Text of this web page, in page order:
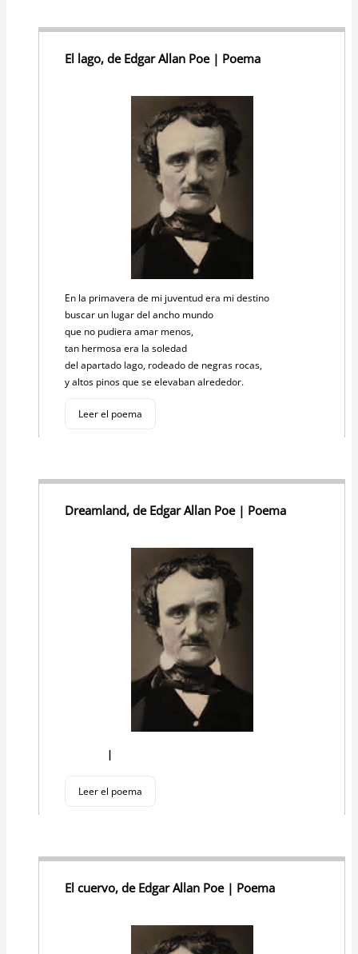
El lago, de Edgar Allan Poe | Poema
En la primavera de mi juventud era mi destino
buscar un lugar del ancho mundo
que no pudiera amar menos,
tan hermosa era la soledad
del apartado lago, rodeado de negras rocas,
y altos pinos que se elevaban alrededor.
Leer el poema
Dreamland, de Edgar Allan Poe | Poema
I
Leer el poema
El cuervo, de Edgar Allan Poe | Poema